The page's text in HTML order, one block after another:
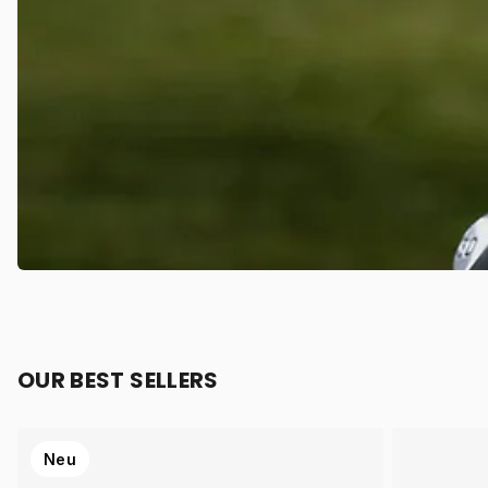
OUR BEST SELLERS
Neu